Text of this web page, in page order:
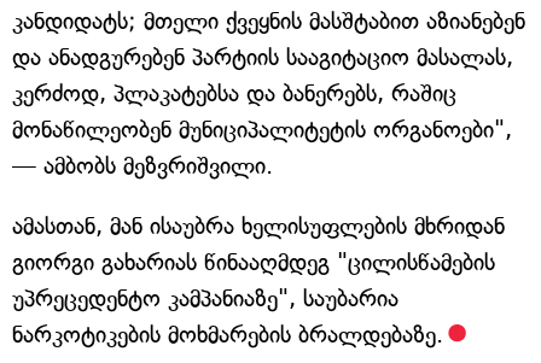
კანდიდატს; მთელი ქვეყნის მასშტაბით აზიანებენ
და ანადგურებენ პარტიის სააგიტაციო მასალას,
კერძოდ, პლაკატებსა და ბანერებს, რაშიც
მონაწილეობენ მუნიციპალიტეტის ორგანოები",
— ამბობს მეზვრიშვილი.
ამასთან, მან ისაუბრა ხელისუფლების მხრიდან
გიორგი გახარიას წინააღმდეგ "ცილისწამების
უპრეცედენტო კამპანიაზე", საუბარია
ნარკოტიკების მოხმარების ბრალდებაზე.